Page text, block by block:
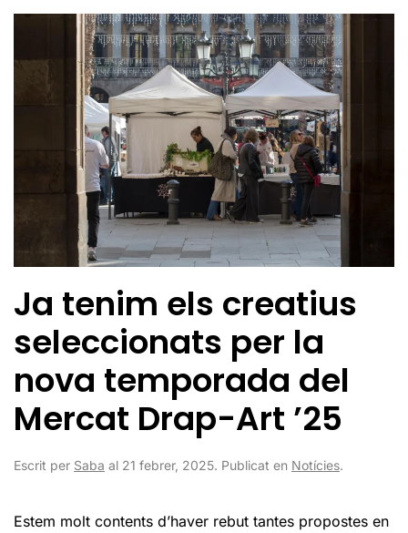
Ja tenim els creatius
seleccionats per la
nova temporada del
Mercat Drap-Art ’25
Escrit per Saba al 21 febrer, 2025. Publicat en Notícies.
Estem molt contents d’haver rebut tantes propostes en